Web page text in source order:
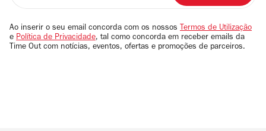
email
Ao inserir o seu email concorda com os nossos Termos de Utilização
e Política de Privacidade, tal como concorda em receber emails da
Time Out com notícias, eventos, ofertas e promoções de parceiros.